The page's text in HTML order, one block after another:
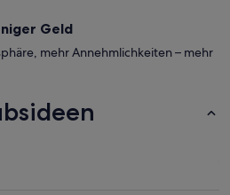
Geld
mehr Annehmlichkeiten – mehr